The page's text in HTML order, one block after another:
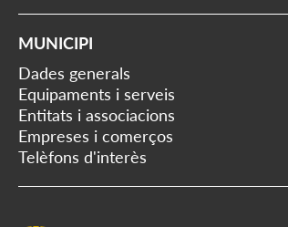
MUNICIPI
Dades generals
Equipaments i serveis
Entitats i associacions
Empreses i comerços
Telèfons d'interès